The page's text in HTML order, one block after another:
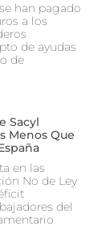
han pagado
a los
de ayudas
de
Sacyl
Menos Que
en las
No de Ley
del